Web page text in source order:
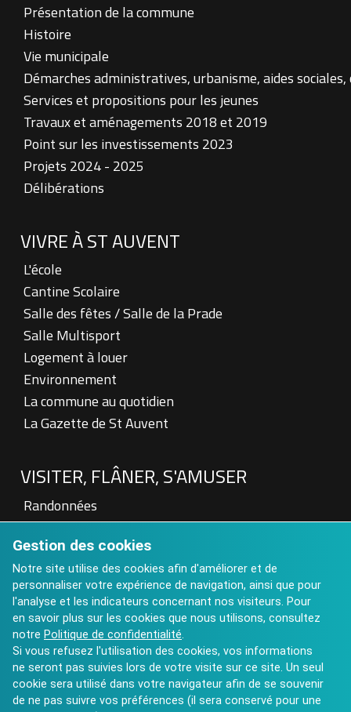
Présentation de la commune
Histoire
Vie municipale
Démarches administratives, urbanisme, aides
Services et propositions pour les jeunes
Travaux et aménagements 2018 et 2019
Point sur les investissements 2023
Projets 2024 - 2025
Délibérations
VIVRE À ST AUVENT
L'école
Cantine Scolaire
Salle des fêtes / Salle de la Prade
Salle Multisport
Logement à louer
Environnement
La commune au quotidien
La Gazette de St Auvent
VISITER, FLÂNER, S'AMUSER
Randonnées
Patrimoine
Visite à la Ferme
Hébergements touristiques
Aires de pique nique
Art contemporain : Château de St Auvent
Calendrier des Manifestations 2025
Gestion des cookies
Notre site utilise des cookies afin d'améliorer et de
personnaliser votre expérience de navigation, ainsi que pour
l'analyse et les indicateurs concernant nos visiteurs. Pour
en savoir plus sur les cookies que nous utilisons, consultez
notre Politique de confidentialité.
Si vous refusez l'utilisation des cookies, vos informations
ne seront pas suivies lors de votre visite sur ce site. Un seul
cookie sera utilisé dans votre navigateur afin de se souvenir
de ne pas suivre vos préférences (il sera conservé pour une